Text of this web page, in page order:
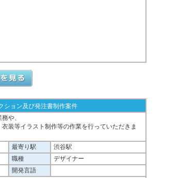
ション及び発注書制作案件
や、
装等イラスト制作等の作業を行っていただきま
最寄り駅
渋谷駅
職種
デザイナー
開発言語